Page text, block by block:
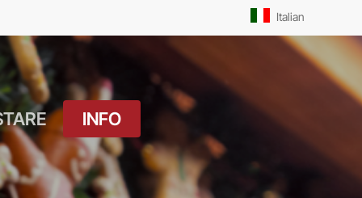
Italian
INFO
Orari Messe: Feriale